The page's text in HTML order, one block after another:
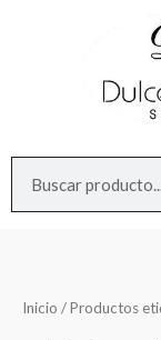
Inicio / Productos